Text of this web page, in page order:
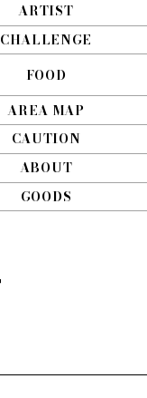
ARTIST
CHALLENGE
FOOD
AREA MAP
CAUTION
ABOUT
GOODS